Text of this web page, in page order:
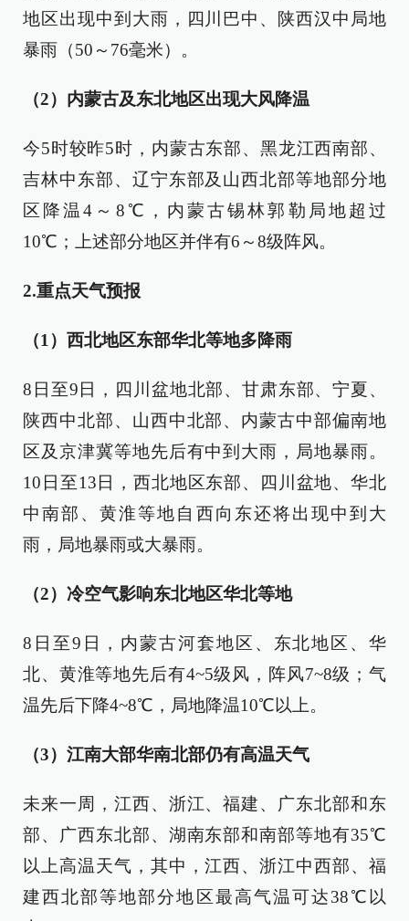
地区出现中到大雨，四川巴中、陕西汉中局地
暴雨（50～76毫米）。
（2） 内蒙古及东北地区出现大风降温
今5时较昨5时，内蒙古东部、黑龙江西南部、
吉林中东部、辽宁东部及山西北部等地部分地
区降温4～8℃，内蒙古锡林郭勒局地超过
10℃；上述部分地区并伴有6～8级阵风。
2.重点天气预报
（1） 西北地区东部华北等地多降雨
8日至9日，四川盆地北部、甘肃东部、宁夏、
陕西中北部、山西中北部、内蒙古中部偏南地
区及京津冀等地先后有中到大雨，局地暴雨。
10日至13日，西北地区东部、四川盆地、华北
中南部、黄淮等地自西向东还将出现中到大
雨，局地暴雨或大暴雨。
（2） 冷空气影响东北地区华北等地
8日至9日，内蒙古河套地区、东北地区、华
北、黄淮等地先后有4~5级风，阵风7~8级；气
温先后下降4~8℃，局地降温10℃以上。
（3）江南大部华南北部仍有高温天气
未来一周，江西、浙江、福建、广东北部和东
部、广西东北部、湖南东部和南部等地有35℃
以上高温天气，其中，江西、浙江中西部、福
建西北部等地部分地区最高气温可达38℃以